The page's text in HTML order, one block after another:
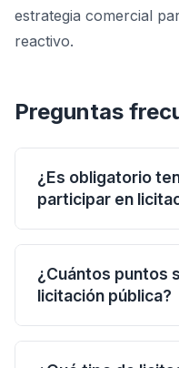
estrategia comercial
reactivo.
Preguntas
¿Es obligatorio
participar en
No es obligatorio
muchas
requisito de
dependencia y de
¿Cuántos puntos
licitación pública?
Varía según la
aporta entre 3 y 10